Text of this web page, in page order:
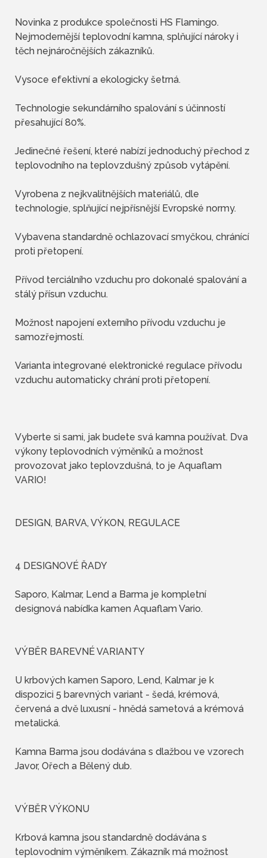
Novinka z produkce společnosti HS Flamingo.
Nejmodernější teplovodní kamna, splňující nároky i
těch nejnáročnějších zákazníků.
Vysoce efektivní a ekologicky šetrná.
Technologie sekundárního spalování s účinností
přesahující 80%.
Jedinečné řešení, které nabízí jednoduchý přechod z
teplovodního na teplovzdušný způsob vytápění.
Vyrobena z nejkvalitnějších materiálů, dle
technologie, splňující nejpřísnější Evropské normy.
Vybavena standardně ochlazovací smyčkou, chránící
proti přetopení.
Přívod terciálního vzduchu pro dokonalé spalování a
stálý přísun vzduchu.
Možnost napojení externího přívodu vzduchu je
samozřejmostí.
Varianta integrované elektronické regulace přívodu
vzduchu automaticky chrání proti přetopení.
Vyberte si sami, jak budete svá kamna používat. Dva
výkony teplovodních výměníků a možnost
provozovat jako teplovzdušná, to je Aquaflam
VARIO!
DESIGN, BARVA, VÝKON, REGULACE
4 DESIGNOVÉ ŘADY
Saporo, Kalmar, Lend a Barma je kompletní
designová nabídka kamen Aquaflam Vario.
VÝBĚR BAREVNÉ VARIANTY
U krbových kamen Saporo, Lend, Kalmar je k
dispozici 5 barevných variant - šedá, krémová,
červená a dvě luxusní - hnědá sametová a krémová
metalická.
Kamna Barma jsou dodávána s dlažbou ve vzorech
Javor, Ořech a Bělený dub.
VÝBĚR VÝKONU
Krbová kamna jsou standardně dodávána s
teplovodním výměníkem. Zákazník má možnost